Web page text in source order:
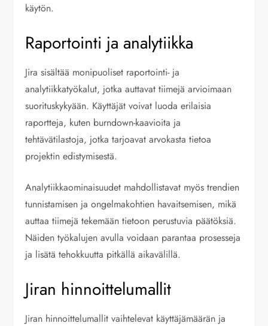
käytön.
Raportointi ja analytiikka
Jira sisältää monipuoliset raportointi- ja
analytiikkatyökalut, jotka auttavat tiimejä arvioimaan
suorituskykyään. Käyttäjät voivat luoda erilaisia
raportteja, kuten burndown-kaavioita ja
tehtävätilastoja, jotka tarjoavat arvokasta tietoa
projektin edistymisestä.
Analytiikkaominaisuudet mahdollistavat myös trendien
tunnistamisen ja ongelmakohtien havaitsemisen, mikä
auttaa tiimejä tekemään tietoon perustuvia päätöksiä.
Näiden työkalujen avulla voidaan parantaa prosesseja
ja lisätä tehokkuutta pitkällä aikavälillä.
Jiran hinnoittelumallit
Jiran hinnoittelumallit vaihtelevat käyttäjämäärän ja